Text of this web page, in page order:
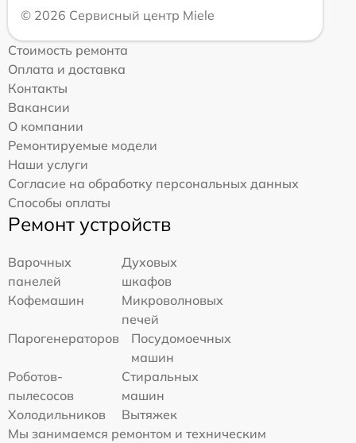
© 2026 Сервисный центр Miele
Стоимость ремонта
Оплата и доставка
Контакты
Вакансии
О компании
Ремонтируемые модели
Наши услуги
Согласие на обработку персональных данных
Способы оплаты
Ремонт устройств
Варочных
панелей
Духовых
шкафов
Кофемашин
Микроволновых
печей
Парогенераторов
Посудомоечных
машин
Роботов-
пылесосов
Стиральных
машин
Холодильников
Вытяжек
Мы занимаемся ремонтом и техническим